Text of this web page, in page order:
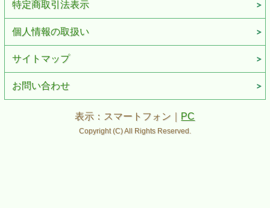
特定商取引法表示
個人情報の取扱い
サイトマップ
お問い合わせ
表示：スマートフォン｜ PC
Copyright (C) All Rights Reserved.